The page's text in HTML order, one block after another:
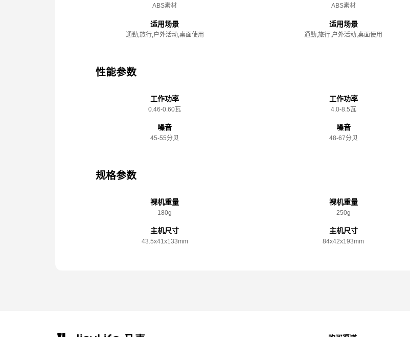
ABS素材
适用场景
通勤,旅行,户外活动,桌面使用
性能参数
工作功率
0.46-0.60瓦
噪音
45-55分贝
规格参数
裸机重量
180g
主机尺寸
43.5x️41x️133mm
ABS素材
适用场景
通勤,旅行,户外活动,桌面使用
工作功率
4.0-8.5瓦
噪音
48-67分贝
裸机重量
250g
主机尺寸
84x️42x️193mm